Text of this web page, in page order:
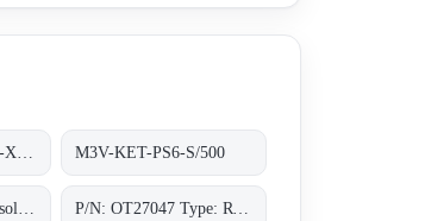
M3V-KET-PS6-S/500